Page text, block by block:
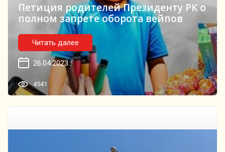
Петиция родителей Президенту РК о
полном запрете оборота вейпов
Читать далее
26.04.2023
4541